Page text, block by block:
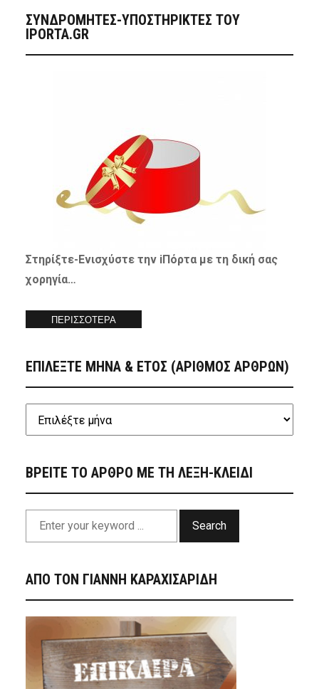
ΣΥΝΔΡΟΜΗΤΈΣ-ΥΠΟΣΤΗΡΙΚΤΈΣ ΤΟΥ
IPORTA.GR
Στηρίξτε-Ενισχύστετην iΠόρτα με τη δική σας
χορηγία…
ΠΕΡΙΣΣΟΤΕΡΑ
ΕΠΙΛΕΞΤΕ ΜΗΝΑ & ΕΤΟΣ (ΑΡΙΘΜΟΣ ΑΡΘΡΩΝ)
ΒΡΕΙΤΕ ΤΟ ΑΡΘΡΟ ΜΕ ΤΗ ΛΕΞΗ-ΚΛΕΙΔΙ
Search
ΑΠΟ ΤΟΝ ΓΙΑΝΝΗ ΚΑΡΑΧΙΣΑΡΙΔΗ